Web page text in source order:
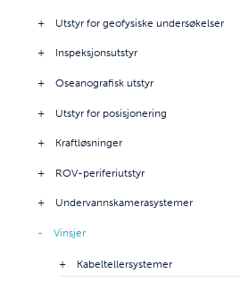
Utstyr for geofysiske undersøkelser
Inspeksjonsutstyr
Oseanografisk utstyr
Utstyr for posisjonering
Kraftløsninger
ROV-periferiutstyr
Undervannskamerasystemer
Vinsjer
Kabeltellersystemer